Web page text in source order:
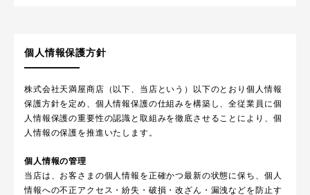
個人情報保護方針
株式会社天満屋商店（以下、当店という）以下のとおり個人情報
保護方針を定め、個人情報保護の仕組みを構築し、全従業員に個
人情報保護の重要性の認識と取組みを徹底させることにより、個
人情報の保護を推進いたします。
個人情報の管理
当店は、お客さまの個人情報を正確かつ最新の状態に保ち、個人
情報への不正アクセス・紛失・破損・改ざん・漏洩などを防止す